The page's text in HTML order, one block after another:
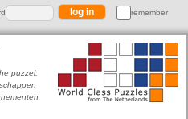
remember
puzzel,